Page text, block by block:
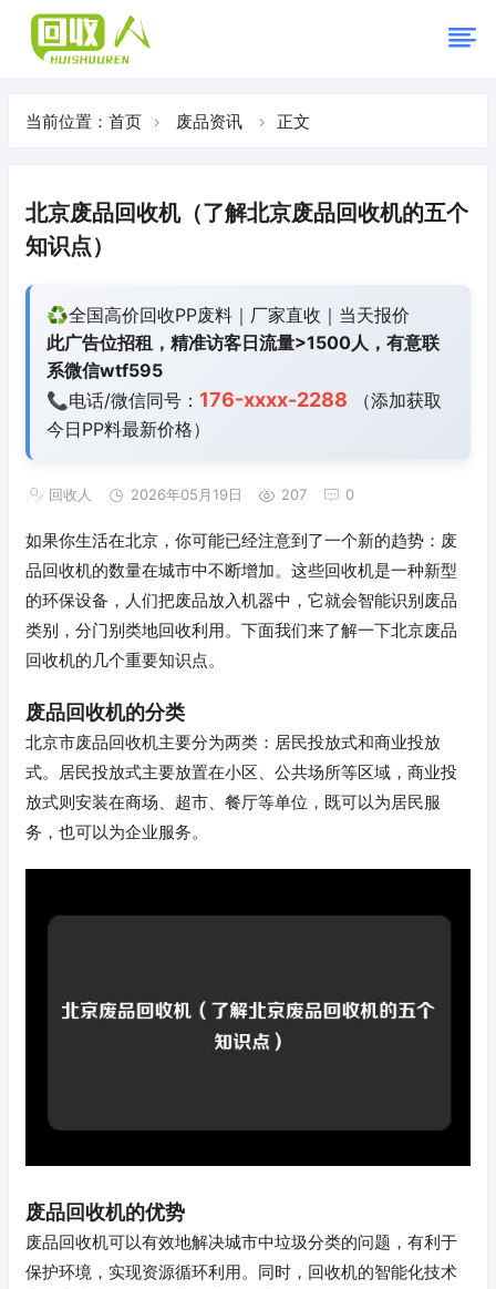
当前位置： 首页 废品资讯 正文
北京废品回收机（了解北京废品回收机的五个
知识点）
♻️全国高价回收PP废料｜厂家直收｜当天报价
此广告位招租，精准访客日流量>1500人，有意联
系微信wtf595
📞电话/微信同号： 176-xxxx-2288 （添加获取
今日PP料最新价格）
回收人 2026年05月19日 207 0
如果你生活在北京，你可能已经注意到了一个新的趋势：废
品回收机的数量在城市中不断增加。这些回收机是一种新型
的环保设备，人们把废品放入机器中，它就会智能识别废品
类别，分门别类地回收利用。下面我们来了解一下北京废品
回收机的几个重要知识点。
废品回收机的分类
北京市废品回收机主要分为两类：居民投放式和商业投放
式。居民投放式主要放置在小区、公共场所等区域，商业投
放式则安装在商场、超市、餐厅等单位，既可以为居民服
务，也可以为企业服务。
废品回收机的优势
废品回收机可以有效地解决城市中垃圾分类的问题，有利于
保护环境，实现资源循环利用。同时，回收机的智能化技术